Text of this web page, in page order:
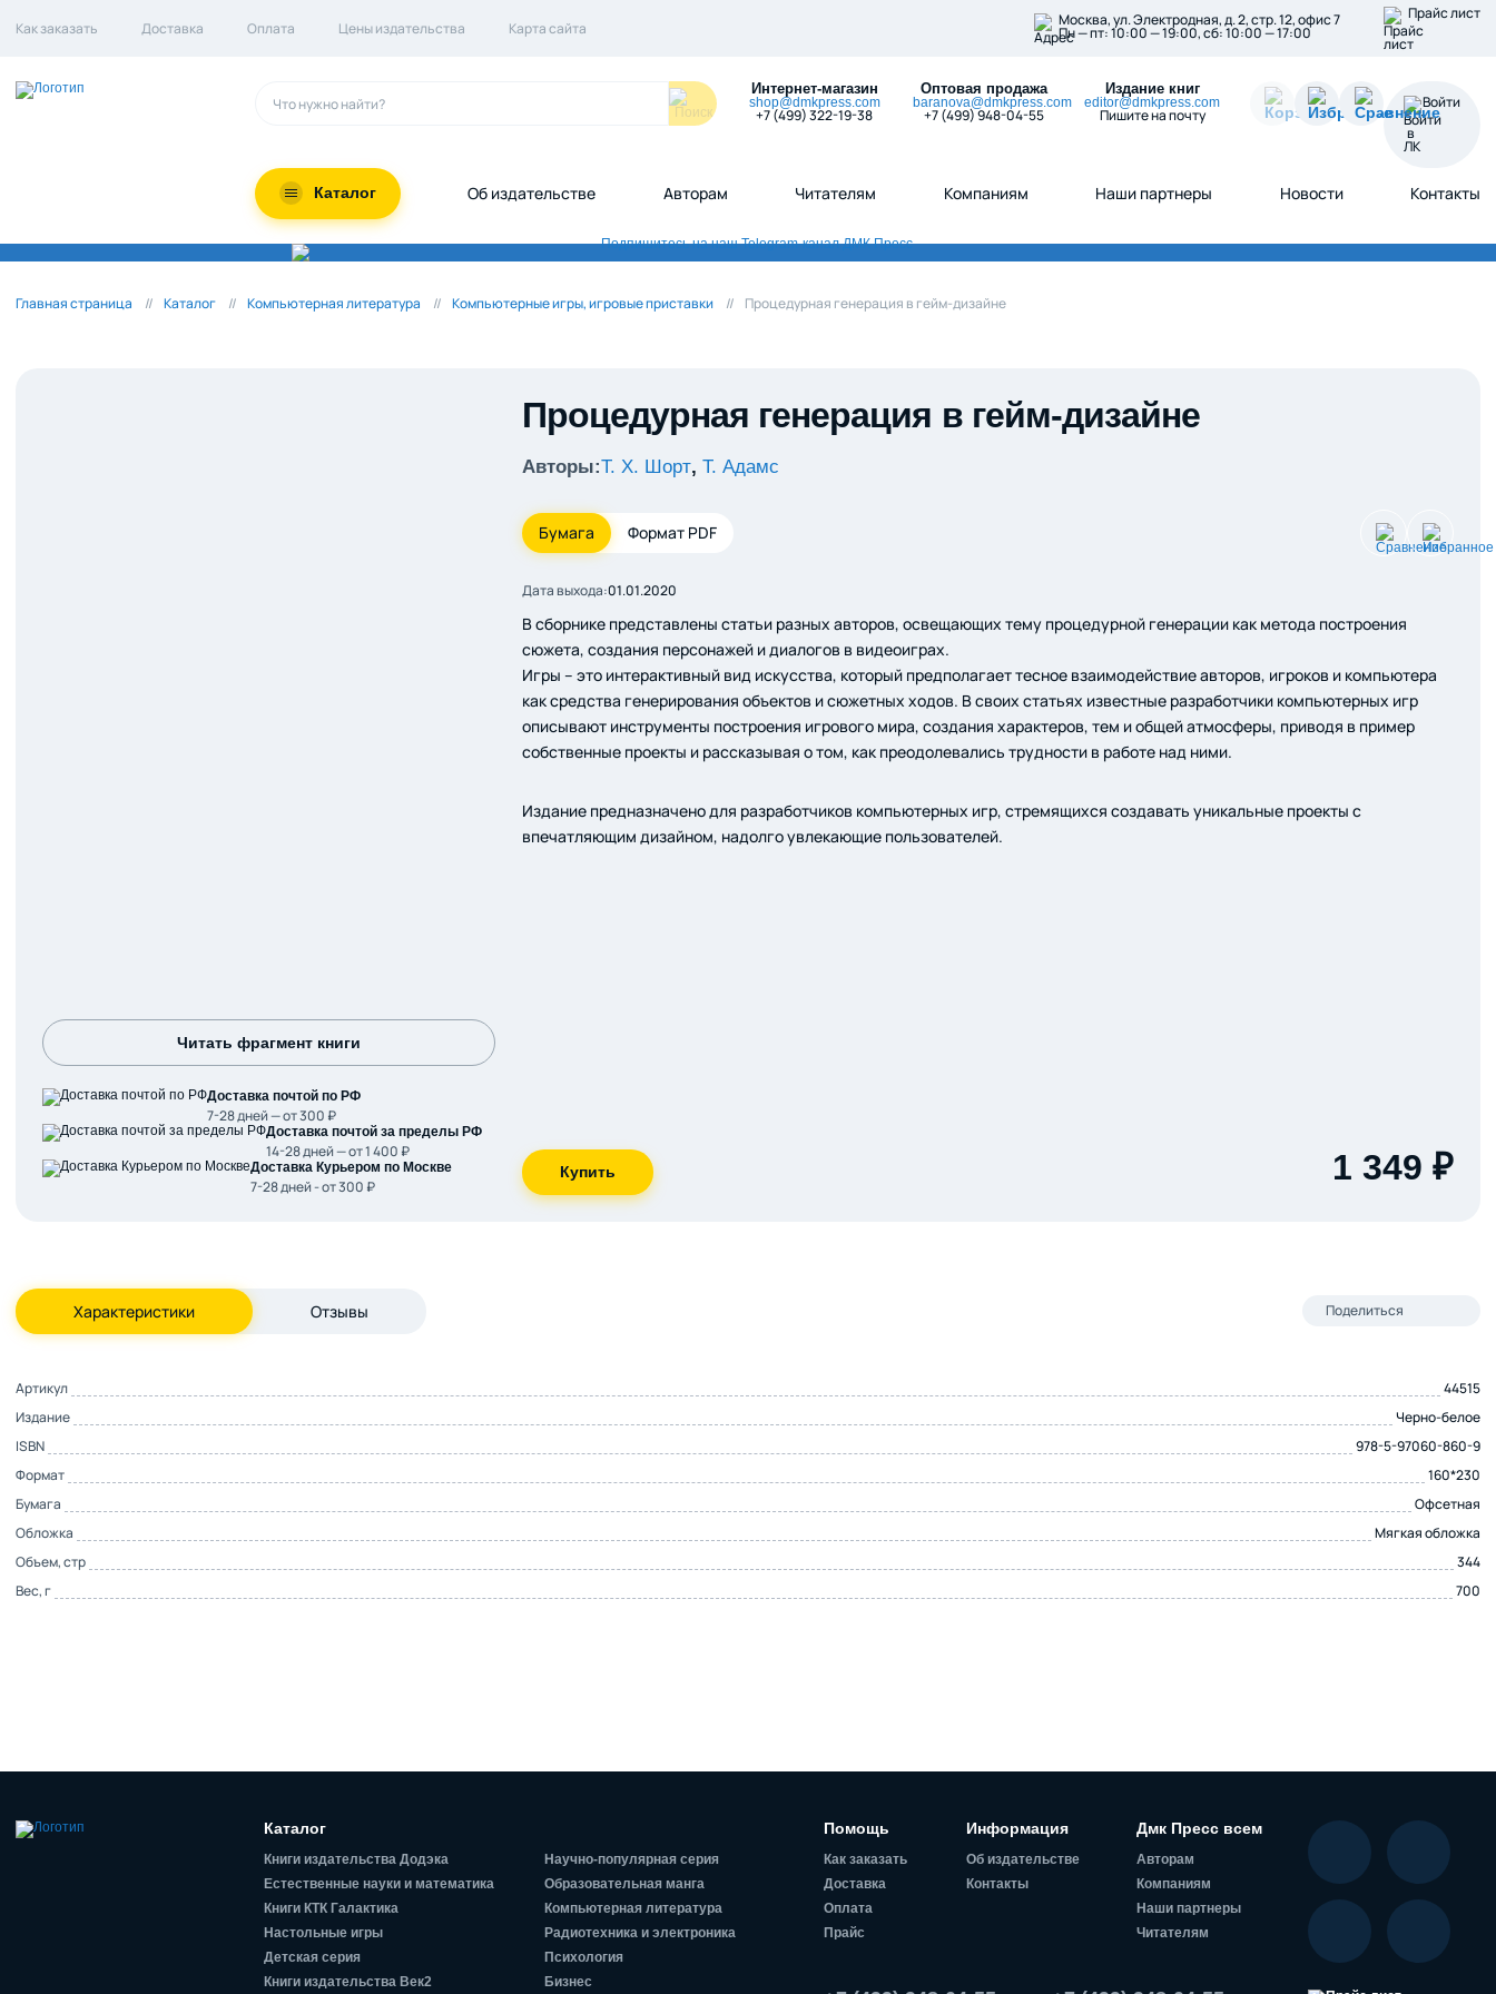
Как заказать Доставка Оплата Цены издательства Карта сайта Москва, ул. Электродная, д. 2, стр. 12, офис 7
Пн — пт: 10:00 — 19:00, сб: 10:00 — 17:00
Прайс лист
Интернет-магазин
shop@dmkpress.com
+7 (499) 322-19-38
Оптовая продажа
baranova@dmkpress.com
+7 (499) 948-04-55
Издание книг
editor@dmkpress.com
Пишите на почту
Войти
Каталог Об издательстве Авторам Читателям Компаниям Наши партнеры Новости Контакты
Главная страница Каталог Компьютерная литература Компьютерные игры, игровые приставки Процедурная генерация в гейм-дизайне
Читать фрагмент книги
Доставка почтой по РФ
7-28 дней — от 300 ₽
Доставка почтой за пределы РФ
14-28 дней — от 1 400 ₽
Доставка Курьером по Москве
7-28 дней - от 300 ₽
Процедурная генерация в гейм-дизайне
Авторы:Т. Х. Шорт, Т. Адамс
Бумага Формат PDF
Дата выхода:01.01.2020
В сборнике представлены статьи разных авторов, освещающих тему процедурной генерации как метода построения
сюжета, создания персонажей и диалогов в видеоиграх.
Игры – это интерактивный вид искусства, который предполагает тесное взаимодействие авторов, игроков и компьютера
как средства генерирования объектов и сюжетных ходов. В своих статьях известные разработчики компьютерных игр
описывают инструменты построения игрового мира, создания характеров, тем и общей атмосферы, приводя в пример
собственные проекты и рассказывая о том, как преодолевались трудности в работе над ними.
Издание предназначено для разработчиков компьютерных игр, стремящихся создавать уникальные проекты с
впечатляющим дизайном, надолго увлекающие пользователей.
1 349 ₽
Характеристики Отзывы Поделиться
Артикул
44515
Издание
Черно-белое
ISBN
978-5-97060-860-9
Формат
160*230
Бумага
Офсетная
Обложка
Мягкая обложка
Объем, стр
344
Вес, г
700
Каталог
Книги издательства Додэка
Естественные науки и математика
Книги КТК Галактика
Настольные игры
Детская серия
Книги издательства Век2
Научно-популярная серия
Образовательная манга
Компьютерная литература
Радиотехника и электроника
Психология
Бизнес
Помощь
Как заказать
Доставка
Оплата
Прайс
Информация
Об издательстве
Контакты
Дмк Пресс всем
Авторам
Компаниям
Наши партнеры
Читателям